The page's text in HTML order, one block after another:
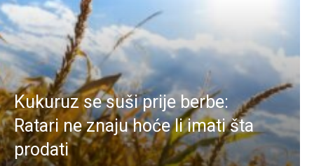
Kukuruz se suši prije berbe:
Ratari ne znaju hoće li imati šta
prodati